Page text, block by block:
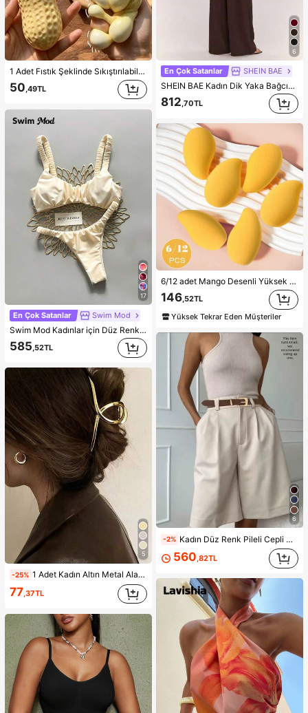
1 Adet Fıstık Şeklinde Sıkıştırılabilir Stres Oyuncağı, Ofis Rahatlaması ve Parti Etkileşimi İçin Uygun, Doğum Günü, Tatil ve Aile Toplantıları İçin Hediye, Stres Giderici
50,49TL
17
En Çok Satanlar Swim Mod
Swim Mod Kadınlar için Düz Renk, Büzgülü, Yüksek Kesimli, Seksi Bikini Takımı, İlkbahar/Yaz
585,52TL
5
-25% 1 Adet Kadın Altın Metal Alaşımlı Minimalist Tek Parça Saç Tokası, Günlük Kullanım, Parti ve İşe Gidiş İçin Uygun Şık ve Zarif Aksesuar
77,37TL
6
En Çok Satanlar SHEIN BAE
SHEIN BAE Kadın Dik Yaka Bağcıklı Günlük Düz Renk Moda Takımı, Randevu, Dışarı Çıkma, Günlük İşe Gidiş, Parti ve Sosyal Etkinlikler İçin Uygun
812 ,70TL
6/12 adet Mango Desenli Yüksek Esneklikli Makyaj Süngeri - Lateks İçermeyen Malzeme, Yumuşak ve Cilt Dostu, Kusursuz Makyaj İçin Mükemmel, Uygun Fiyatlı, Makyaj, Oda Dekorasyonu, Makyaj Masası, Seyahat, Yatak Odası ve Daha Fazlası İçin Uygun, İdeal Makyaj Aksesuarı. Ürün Etiketleri: Makyaj Süngeri, Pudra Süngeri, Uygun Fiyatlı, Noel Hediyesi, Kozmetik, Makyaj Aletleri, Ucuz ve Kaliteli, Hediye, Kadın Hediyesi, Noel Hediyesi, Hediye Çekleri, Seyahat, Ucuz Eşyalar, Seyahat Gereçleri
146,52TL
Yüksek Tekrar Eden Müşteriler
6
-2% Kadın Düz Renk Pileli Cepli Günlük Çok Yönlü Yazlık Şort, Zahmetsiz Stil
560 ,82TL